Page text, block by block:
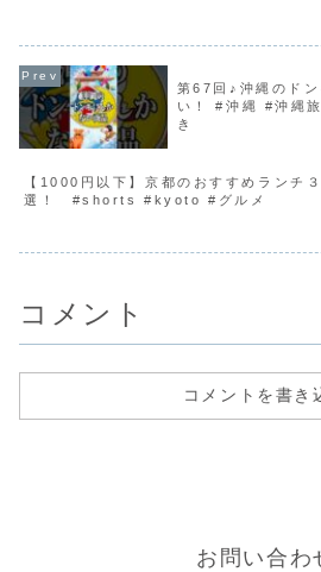
第67回♪沖縄のド
い！ #沖縄 #沖縄
き
【1000円以下】京都のおすすめランチ３
選！ #shorts #kyoto #グルメ
コメント
コメントを書き
お問い合わ